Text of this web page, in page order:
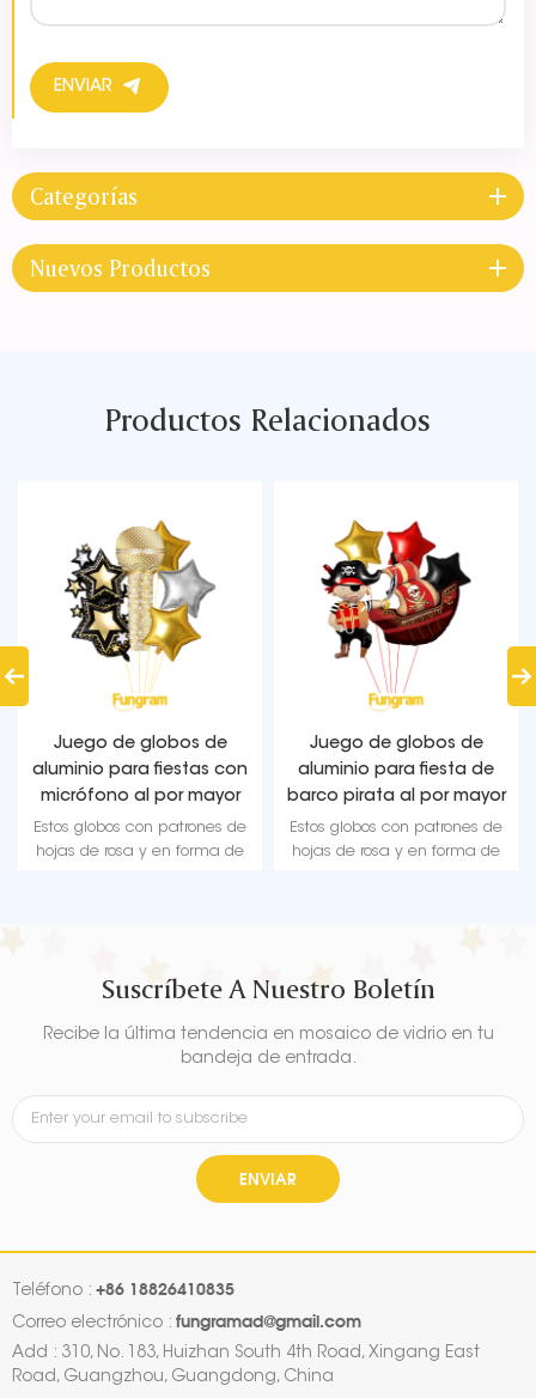
ENVIAR
Categorías
Nuevos Productos
Productos Relacionados
con
de
de
para
Juego de globos de
aluminio para fiesta de
barco pirata al por mayor
Estos globos con patrones de
hojas de rosa y en forma de
Bolsa de regalo Juego
globos de papel de
cumpleaños al por
Estos globos con patrones
hojas de rosa y en forma
cumpleaños, suministros
Suscríbete A Nuestro Boletín
Recibe la última tendencia en mosaico de vidrio en tu
bandeja de entrada.
ENVIAR
Teléfono : +86 18826410835
Correo electrónico : fungramad@gmail.com
Add : 310, No. 183, Huizhan South 4th Road, Xingang East
Road, Guangzhou, Guangdong, China